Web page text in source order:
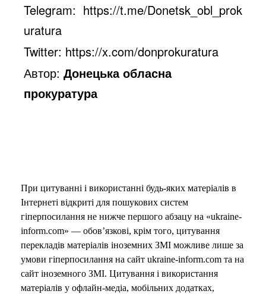
Telegram: https://t.me/Donetsk_obl_prok
uratura
Twitter: https://x.com/donprokuratura
Автор:Донецька обласна
прокуратура
При цитуванні і використанні будь-яких матеріалів в
Інтернеті відкриті для пошукових систем
гіперпосилання не нижче першого абзацу на «ukraine-
inform.com» — обов’язкові, крім того, цитування
перекладів матеріалів іноземних ЗМІ можливе лише за
умови гіперпосилання на сайт ukraine-inform.com та на
сайт іноземного ЗМІ. Цитування і використання
матеріалів у офлайн-медіа, мобільних додатках,